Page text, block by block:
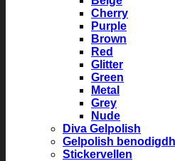
Cherry
Purple
Brown
Red
Glitter
Green
Metal
Grey
Nude
Diva Gelpolish
Gelpolish
Stickervellen